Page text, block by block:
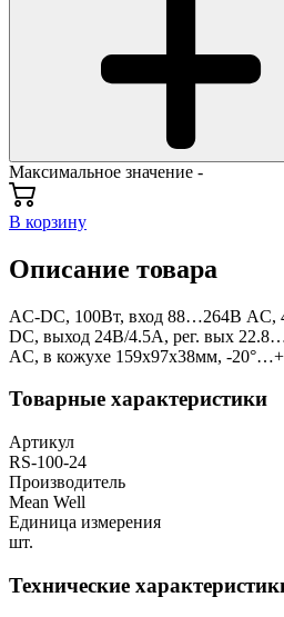
Максимальное значение -
В корзину
Описание товара
AC-DC, 100Вт, вход 88…264В
DC, выход 24В/4.5A, рег. вых
AC, в кожухе 159х97х38мм, -
Товарные характеристики
Артикул
RS-100-24
Производитель
Mean Well
Единица измерения
шт.
Технические